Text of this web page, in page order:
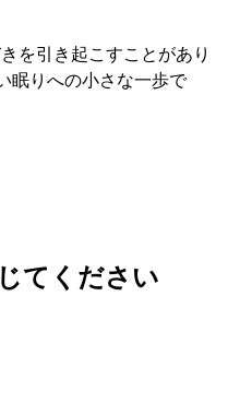
を引き起こすことがあり
眠りへの小さな一歩で
てください